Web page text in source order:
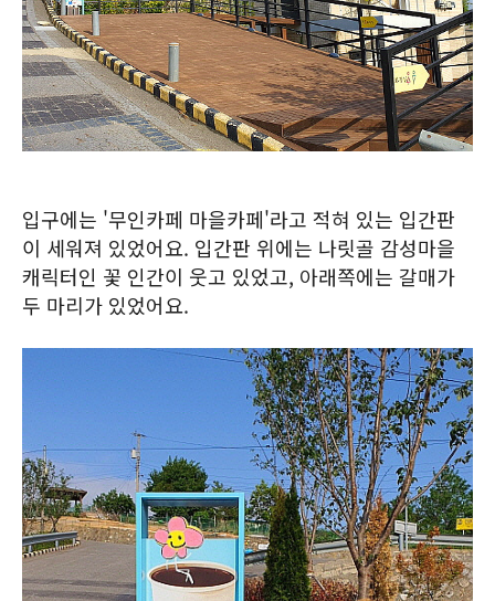
입구에는 '무인카페 마을카페'라고 적혀 있는 입간판
이 세워져 있었어요. 입간판 위에는 나릿골 감성마을
캐릭터인 꽃 인간이 웃고 있었고, 아래쪽에는 갈매가
두 마리가 있었어요.